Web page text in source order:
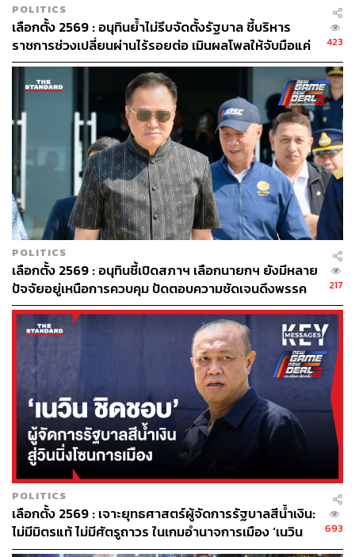
POLITICS
เลือกตั้ง 2569 : อนุทินย้ำไม่รีบจัดตั้งรัฐบาล ชี้บริหาร
ราชการช่วงเปลี่ยนผ่านไร้รอยต่อ เมินผลโพลให้จับมือแค่
เพื่อไทย ขอรอความชัดเจนจำนวน สส. ก่อนขยับ
423
POLITICS
เลือกตั้ง 2569 : อนุทินชี้เปิดสภาฯ เลือกนายกฯ ยังมีหลาย
ปัจจัยอยู่เหนือการควบคุม ปัดตอบความชัดเจนดึงพรรค
กล้าธรรมร่วมรัฐบาล
217
POLITICS
เลือกตั้ง 2569 : เจาะยุทธศาสตร์ผู้จัดการรัฐบาลสีน้ำเงิน:
ไม่มีมิตรแท้ ไม่มีศัตรูถาวร ในเกมอำนาจการเมือง ‘เนวิน
ชิดชอบ’
693